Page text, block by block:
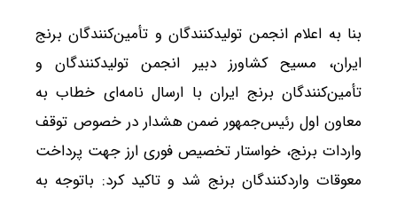
بنا به اعلام انجمن تولیدکنندگان و تأمین‌کنندگان برنج
ایران، مسیح کشاورز دبیر انجمن تولیدکنندگان و
تأمین‌کنندگان برنج ایران با ارسال نامه‌ای خطاب به
معاون اول رئیس‌جمهور ضمن هشدار در خصوص توقف
واردات برنج، خواستار تخصیص فوری ارز جهت پرداخت
معوقات واردکنندگان برنج شد و تاکید کرد: باتوجه به